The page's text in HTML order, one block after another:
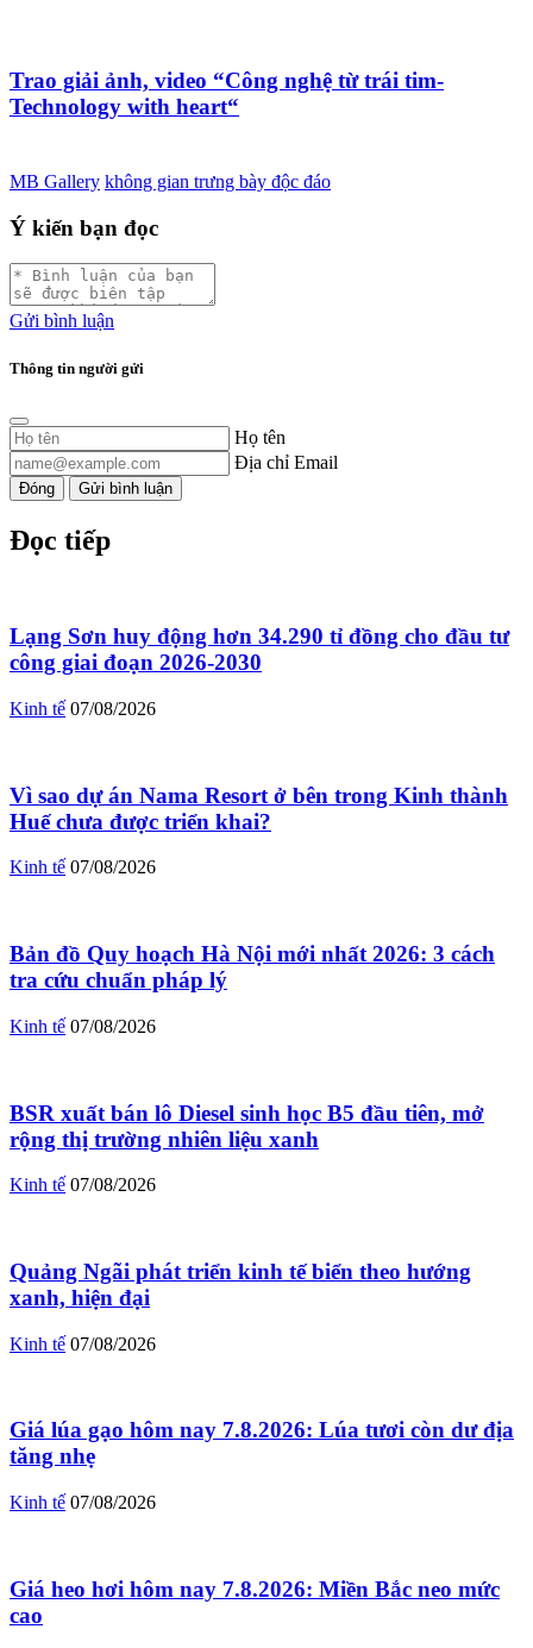
Trao giải ảnh, video “Công nghệ từ trái tim-
Technology with heart“
MB Gallery không gian trưng bày độc đáo
Ý kiến bạn đọc
Gửi bình luận
Thông tin người gửi
Họ tên
Địa chỉ Email
Đóng Gửi bình luận
Đọc tiếp
Lạng Sơn huy động hơn 34.290 tỉ đồng cho đầu tư
công giai đoạn 2026-2030
Kinh tế 07/08/2026
Vì sao dự án Nama Resort ở bên trong Kinh thành
Huế chưa được triển khai?
Kinh tế 07/08/2026
Bản đồ Quy hoạch Hà Nội mới nhất 2026: 3 cách
tra cứu chuẩn pháp lý
Kinh tế 07/08/2026
BSR xuất bán lô Diesel sinh học B5 đầu tiên, mở
rộng thị trường nhiên liệu xanh
Kinh tế 07/08/2026
Quảng Ngãi phát triển kinh tế biển theo hướng
xanh, hiện đại
Kinh tế 07/08/2026
Giá lúa gạo hôm nay 7.8.2026: Lúa tươi còn dư địa
tăng nhẹ
Kinh tế 07/08/2026
Giá heo hơi hôm nay 7.8.2026: Miền Bắc neo mức
cao